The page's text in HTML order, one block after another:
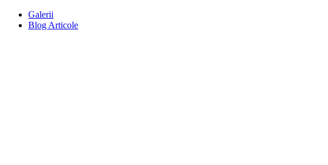
Galerii
Blog Articole